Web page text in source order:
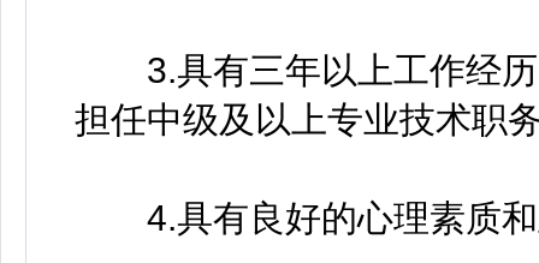
3.具有三年以上工作经历
担任中级及以上专业技术职
4.具有良好的心理素质和